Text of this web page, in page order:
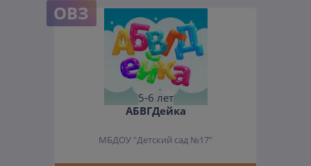
ОВЗ
5-6 лет
АБВГДейка
МБДОУ "Детский сад №17"